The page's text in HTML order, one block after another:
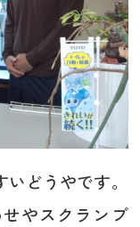
どうやです。
やスクランブ